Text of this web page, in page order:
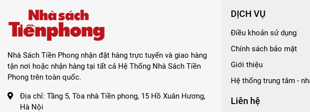
Nhà Sách Tiền Phong nhận đặt hàng trực tuyến và giao hàng
tận nơi hoặc nhận hàng tại tất cả Hệ Thống Nhà Sách Tiền
Phong trên toàn quốc.
Địa chỉ: Tầng 5, Tòa nhà Tiền phong, 15 Hồ Xuân Hương,
Hà Nội
DỊCH VỤ
Điều khoản sử dụng
Chính sách bảo mật
Giới thiệu
Hệ thống trung tâm -
Liên hệ